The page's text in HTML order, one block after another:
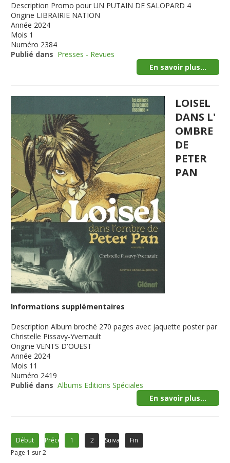
Description Promo pour UN PUTAIN DE SALOPARD 4
Origine LIBRAIRIE NATION
Année 2024
Mois 1
Numéro 2384
Publié dans Presses - Revues
En savoir plus...
LOISEL
DANS L'
OMBRE
DE
PETER
PAN
Informations supplémentaires
Description Album broché 270 pages avec jaquette poster par
Christelle Pissavy-Yvernault
Origine VENTS D'OUEST
Année 2024
Mois 11
Numéro 2419
Publié dans Albums Editions Spéciales
En savoir plus...
Début Précédent1 2 Suivant
Fin
Page 1 sur 2